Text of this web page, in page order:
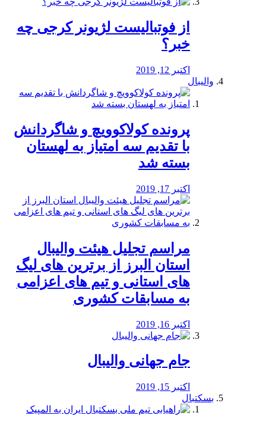
از فوتبالیست لژیونر کرجی چه
خبر؟
اکتبر 12, 2019
والیبال
پرونده کولاکوویچ و شاگردانش
با تقدیم سه امتیاز به لهستان
بسته شد
اکتبر 17, 2019
مراسم تجلیل هیئت والیبال
استان البرز از برترین های لیگ
های استانی و تیم های اعزامی
به مسابقات کشوری
اکتبر 16, 2019
جام جهانی والیبال
اکتبر 15, 2019
بسکتبال